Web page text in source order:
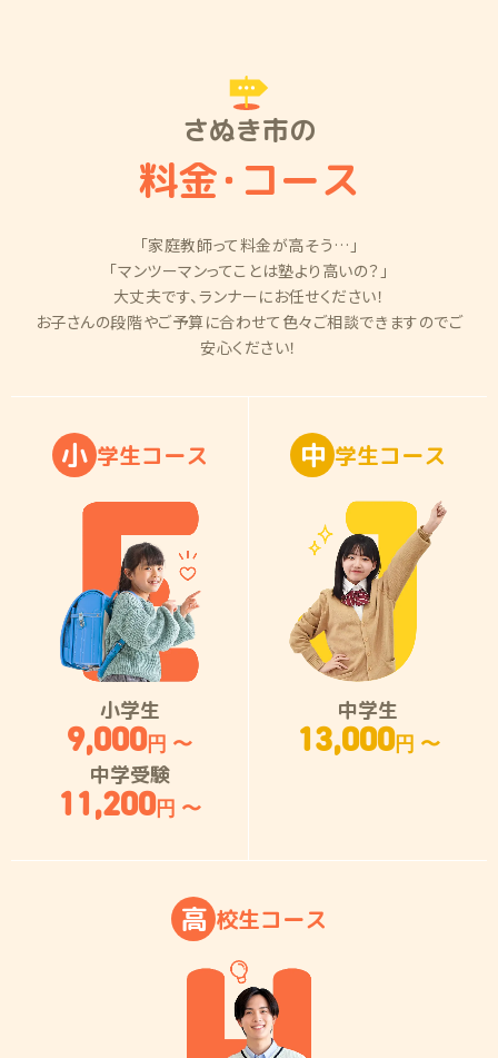
さぬき市の
料金・コース
「家庭教師って料金が高そう…」
「マンツーマンってことは塾より高いの？」
大丈夫です、ランナーにお任せください！
お子さんの段階やご予算に合わせて色々ご相談できますのでご
安心ください！
小 学生コース
小学生
9,000円 〜
中学受験
11,200円 〜
中 学生コース
中学生
13,000円 〜
高 校生コース